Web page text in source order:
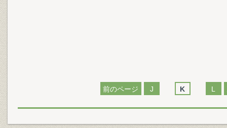
前のページ J K L